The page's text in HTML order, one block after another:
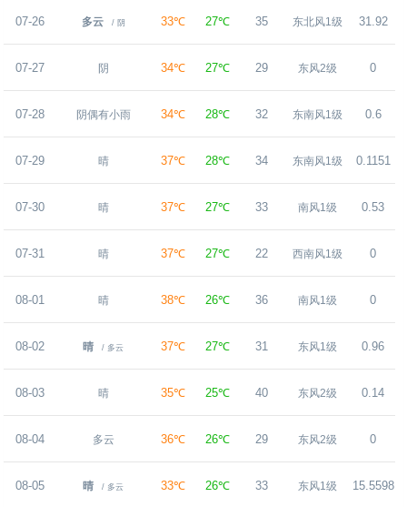
07-26 多云 / 阴 33℃ 27℃ 35 东北风1级 31.92
07-27 阴 34℃ 27℃ 29 东风2级 0
07-28 阴偶有小雨 34℃ 28℃ 32 东南风1级 0.6
07-29 晴 37℃ 28℃ 34 东南风1级 0.1151
07-30 晴 37℃ 27℃ 33 南风1级 0.53
07-31 晴 37℃ 27℃ 22 西南风1级 0
08-01 晴 38℃ 26℃ 36 南风1级 0
08-02 晴 / 多云 37℃ 27℃ 31 东风1级 0.96
08-03 晴 35℃ 25℃ 40 东风2级 0.14
08-04 多云 36℃ 26℃ 29 东风2级 0
08-05 晴 / 多云 33℃ 26℃ 33 东风1级 15.5598